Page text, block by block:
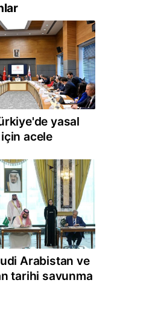
yasal
acele
Arabistan ve
tarihi savunma